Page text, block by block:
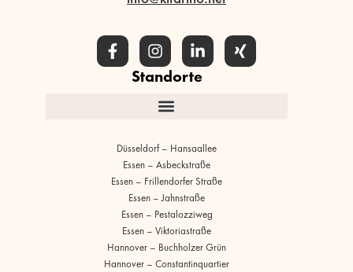
Standorte
Düsseldorf – Hansaallee
Essen – Asbeckstraße
Essen – Frillendorfer Straße
Essen – Jahnstraße
Essen – Pestalozziweg
Essen – Viktoriastraße
Hannover – Buchholzer Grün
Hannover – Constantinquartier